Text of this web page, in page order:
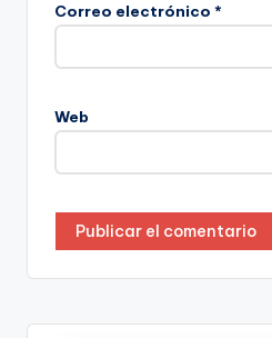
Correo electrónico *
Web